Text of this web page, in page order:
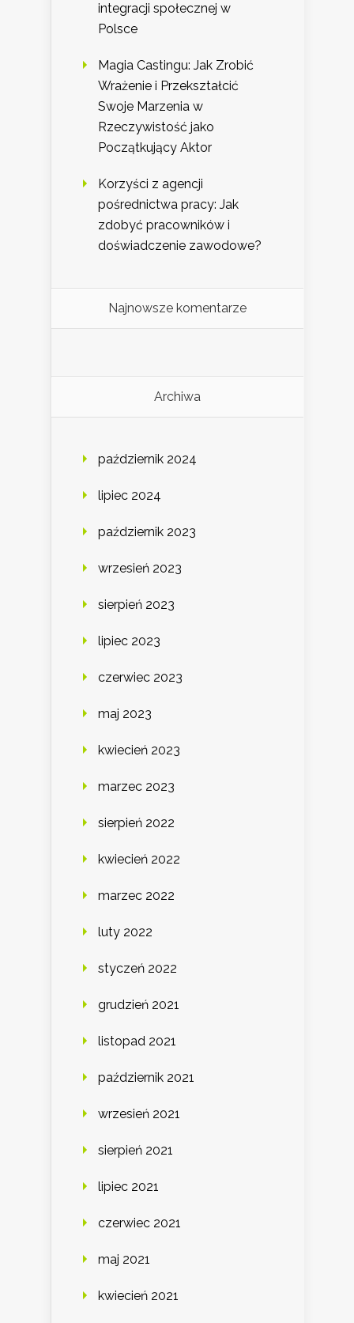
integracji społecznej w
Polsce
Magia Castingu: Jak Zrobić
Wrażenie i Przekształcić
Swoje Marzenia w
Rzeczywistość jako
Początkujący Aktor
Korzyści z agencji
pośrednictwa pracy: Jak
zdobyć pracowników i
doświadczenie zawodowe?
Najnowsze komentarze
Archiwa
październik 2024
lipiec 2024
październik 2023
wrzesień 2023
sierpień 2023
lipiec 2023
czerwiec 2023
maj 2023
kwiecień 2023
marzec 2023
sierpień 2022
kwiecień 2022
marzec 2022
luty 2022
styczeń 2022
grudzień 2021
listopad 2021
październik 2021
wrzesień 2021
sierpień 2021
lipiec 2021
czerwiec 2021
maj 2021
kwiecień 2021